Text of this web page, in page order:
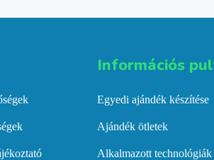
Információs
Egyedi ajándék készítése
Ajándék ötletek
Alkalmazott technológiák